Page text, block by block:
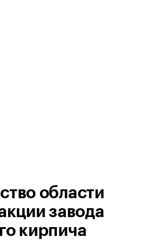
области
завода
кирпича